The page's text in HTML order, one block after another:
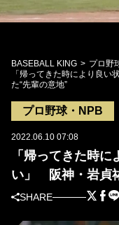
BASEBALL KING プロ野
「帰ってきた時により良
た“先輩の意地”
プロ野球・NPB
2022.06.10 07:08
「帰ってきた時
い」 阪神・岩貞
SHARE